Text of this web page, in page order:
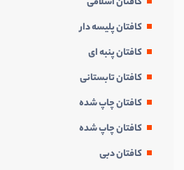
کافتان پلیسه دار
کافتان پنبه ای
کافتان تابستانی
کافتان چاپ شده
کافتان چاپ شده
کافتان دبی